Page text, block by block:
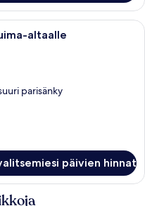
on kaksi rottinkituolia ja
altaalle
parisänky
päivien hinnat